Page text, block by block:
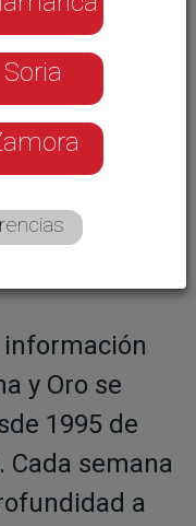
y sábado a
y domingo a
y Oro se
1995 de
semana
a
Soria